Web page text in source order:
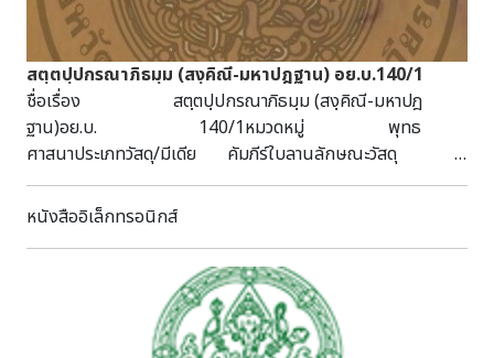
สตฺตปฺปกรณาภิธมฺม (สงฺคิณี-มหาปฎฐาน) อย.บ.140/1
ชื่อเรื่อง สตฺตปฺปกรณาภิธมฺม (สงฺคิณี-มหาปฎ
ฐาน)อย.บ. 140/1หมวดหมู่ พุทธ
ศาสนาประเภทวัสดุ/มีเดีย คัมภีร์ใบลานลักษณะวัสดุ
28 หน้า : กว้าง 5 ซม. ยาว 57 ซม.บทคัดย่อ/บันทึก
เป็นคัมภีร์ใบลาน ฉบับล่องชาด ไม้ประกับธรรมดา ได้รับจาก
หนังสืออิเล็กทรอนิกส์